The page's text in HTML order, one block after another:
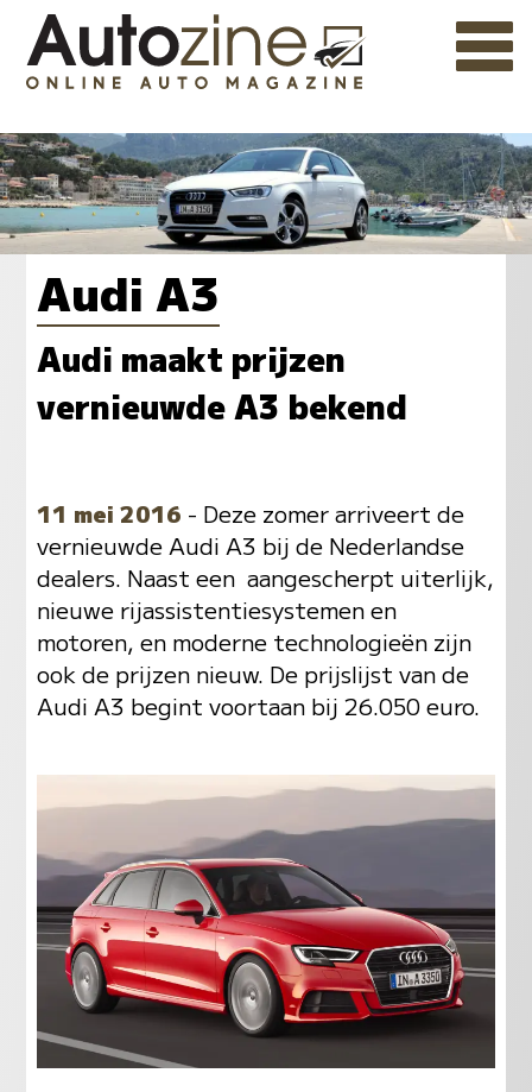
Audi A3
Audi maakt prijzen
vernieuwde A3 bekend
11 mei 2016 - Deze zomer arriveert de
vernieuwde Audi A3 bij de Nederlandse
dealers. Naast een aangescherpt uiterlijk,
nieuwe rijassistentiesystemen en
motoren, en moderne technologieën zijn
ook de prijzen nieuw. De prijslijst van de
Audi A3 begint voortaan bij 26.050 euro.